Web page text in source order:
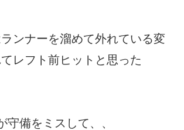
ンナーを溜めて外れている変
レフト前ヒットと思った
守備をミスして、、